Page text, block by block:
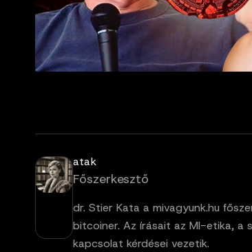
atak
Főszerkesztő
dr. Stier Kata a mivagyunk.hu
bitcoiner. Az írásait az MI-etika, a
kapcsolat kérdései vezetik.